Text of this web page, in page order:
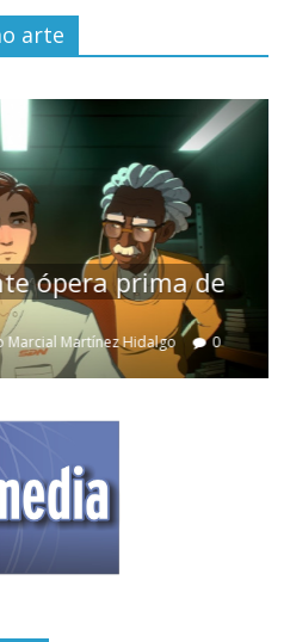
arte
ópera prima de
Marcial Martínez Hidalgo 0